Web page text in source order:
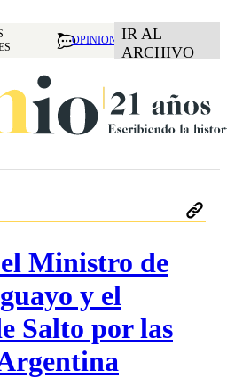
OPINION IR AL
ARCHIVO
Ministro de
y el
Salto por las